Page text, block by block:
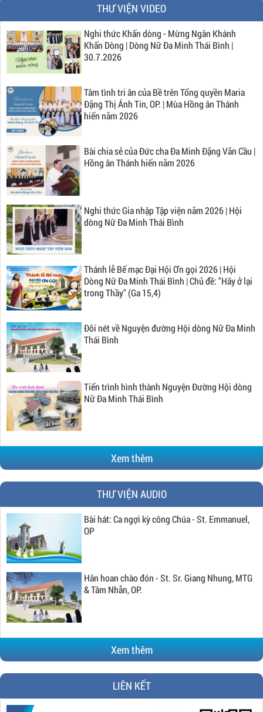
THƯ VIỆN VIDEO
Nghi thức Khấn dòng - Mừng Ngân Khánh
Khấn Dòng | Dòng Nữ Đa Minh Thái Bình |
30.7.2026
Tâm tình tri ân của Bề trên Tổng quyền Maria
Đặng Thị Ánh Tin, OP. | Mùa Hồng ân Thánh
hiến năm 2026
Bài chia sẻ của Đức cha Đa Minh Đặng Văn Cầu |
Hồng ân Thánh hiến năm 2026
Nghi thức Gia nhập Tập viện năm 2026 | Hội
dòng Nữ Đa Minh Thái Bình
Thánh lễ Bế mạc Đại Hội Ơn gọi 2026 | Hội
Dòng Nữ Đa Minh Thái Bình | Chủ đề: "Hãy ở lại
trong Thầy" (Ga 15,4)
Đôi nét về Nguyện đường Hội dòng Nữ Đa Minh
Thái Bình
Tiến trình hình thành Nguyện Đường Hội dòng
Nữ Đa Minh Thái Bình
Xem thêm
THƯ VIỆN AUDIO
Bài hát: Ca ngợi kỳ công Chúa - St. Emmanuel,
OP
Hân hoan chào đón - St. Sr. Giang Nhung, MTG
& Tâm Nhẫn, OP.
Xem thêm
LIÊN KẾT